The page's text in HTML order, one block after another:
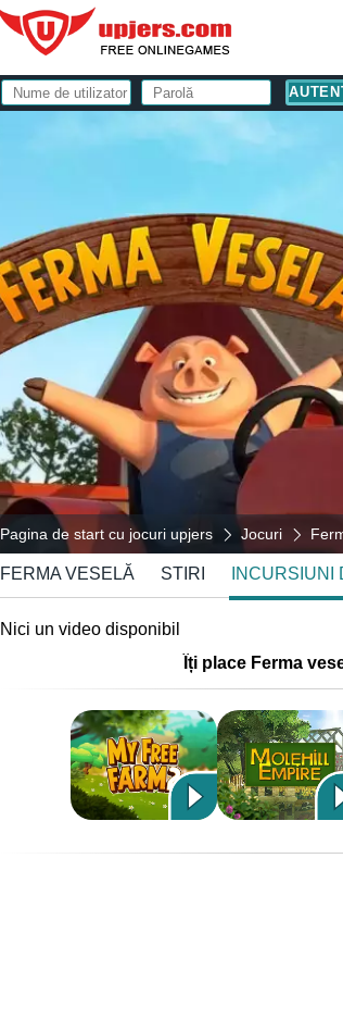
Pagina de start cu jocuri upjers Jocuri
FERMA VESELĂ STIRI INCURSIUNI
Nici un video disponibil
Îți place Ferma